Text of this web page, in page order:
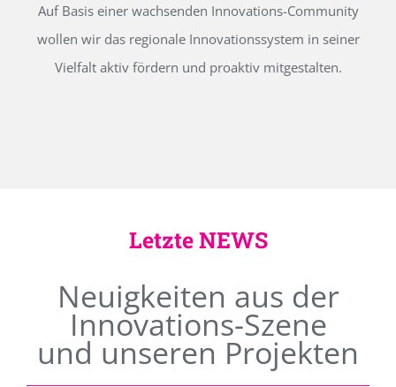
Auf Basis einer wachsenden Innovations-Community
wollen wir das regionale Innovationssystem in seiner
Vielfalt aktiv fördern und proaktiv mitgestalten.
Letzte NEWS
Neuigkeiten aus der
Innovations-Szene
und unseren Projekten